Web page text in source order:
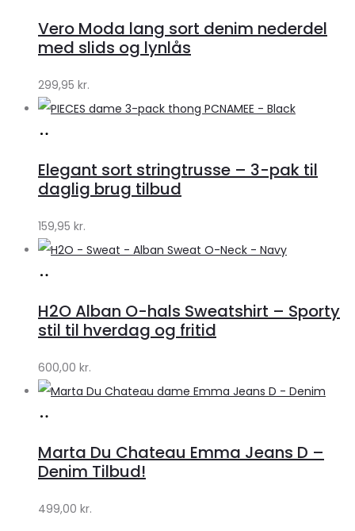
Klædeskabet.dk
Vero Moda lang sort denim nederdel
med slids og lynlås
299,95 kr.
Klædeskabet.dk
Elegant sort stringtrusse – 3-pak til
daglig brug tilbud
159,95 kr.
Lykke
Lykke
H2O Alban O-hals Sweatshirt – Sporty
stil til hverdag og fritid
600,00 kr.
Klædeskabet.dk
Marta Du Chateau Emma Jeans D –
Denim Tilbud!
499,00 kr.